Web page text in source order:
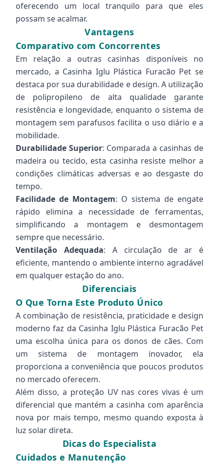
oferecendo um local tranquilo para que eles
possam se acalmar.
Vantagens
Comparativo com Concorrentes
Em relação a outras casinhas disponíveis no
mercado, a Casinha Iglu Plástica Furacão Pet se
destaca por sua durabilidade e design. A utilização
de polipropileno de alta qualidade garante
resistência e longevidade, enquanto o sistema de
montagem sem parafusos facilita o uso diário e a
mobilidade.
Durabilidade Superior: Comparada a casinhas de
madeira ou tecido, esta casinha resiste melhor a
condições climáticas adversas e ao desgaste do
tempo.
Facilidade de Montagem: O sistema de engate
rápido elimina a necessidade de ferramentas,
simplificando a montagem e desmontagem
sempre que necessário.
Ventilação Adequada: A circulação de ar é
eficiente, mantendo o ambiente interno agradável
em qualquer estação do ano.
Diferenciais
O Que Torna Este Produto Único
A combinação de resistência, praticidade e design
moderno faz da Casinha Iglu Plástica Furacão Pet
uma escolha única para os donos de cães. Com
um sistema de montagem inovador, ela
proporciona a conveniência que poucos produtos
no mercado oferecem.
Além disso, a proteção UV nas cores vivas é um
diferencial que mantém a casinha com aparência
nova por mais tempo, mesmo quando exposta à
luz solar direta.
Dicas do Especialista
Cuidados e Manutenção